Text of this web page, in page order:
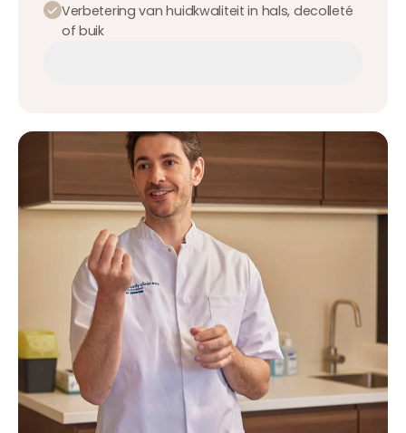
Verbetering van huidkwaliteit in hals, decolleté
of buik